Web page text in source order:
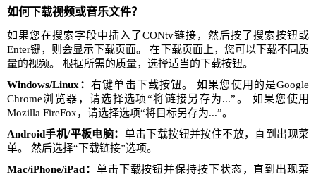
如何下载视频或音乐文件？
如果您在搜索字段中插入了CONtv链接，然后按了搜索按钮或
Enter键，则会显示下载页面。 在下载页面上，您可以下载不同质
量的视频。 根据所需的质量，选择适当的下载按钮。
Windows/Linux：右键单击下载按钮。 如果您使用的是Google
Chrome浏览器，请选择选项“将链接另存为...”。 如果您使用
Mozilla FireFox，请选择选项“将目标另存为...”。
Android手机/平板电脑： 单击下载按钮并按住不放，直到出现菜
单。 然后选择“下载链接”选项。
Mac/iPhone/iPad： 单击下载按钮并保持按下状态，直到出现菜